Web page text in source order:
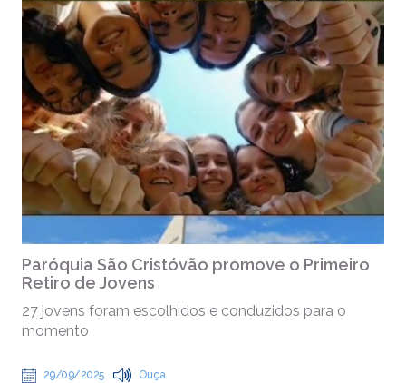
Paróquia São Cristóvão promove o Primeiro
Retiro de Jovens
27 jovens foram escolhidos e conduzidos para o
momento
29/09/2025 Ouça